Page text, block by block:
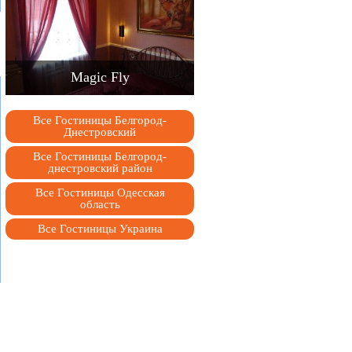
Magic Fly
Все Гостиницы Белгород-
Днестровский
Все Гостиницы Белгород-
днестровский район
Все Гостиницы Одесская
область
Все Гостиницы Украина